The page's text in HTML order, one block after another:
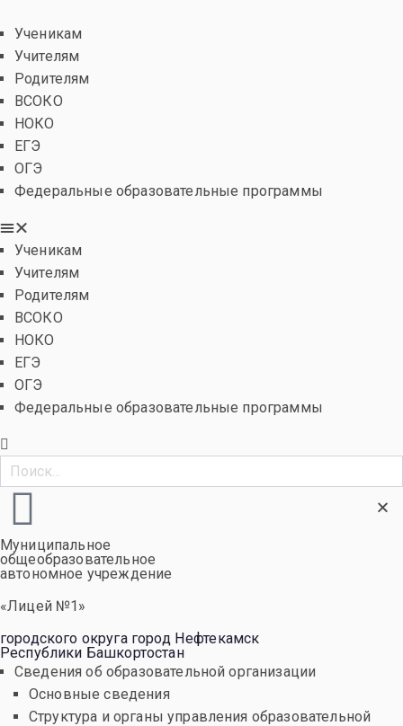
Ученикам
Учителям
Родителям
ВСОКО
НОКО
ЕГЭ
ОГЭ
Федеральные образовательные программы
Ученикам
Учителям
Родителям
ВСОКО
НОКО
ЕГЭ
ОГЭ
Федеральные образовательные программы
Муниципальное
общеобразовательное
автономное учреждение
«Лицей №1»
городского округа город Нефтекамск
Республики Башкортостан
Сведения об образовательной организации
Основные сведения
Структура и органы управления образовательной